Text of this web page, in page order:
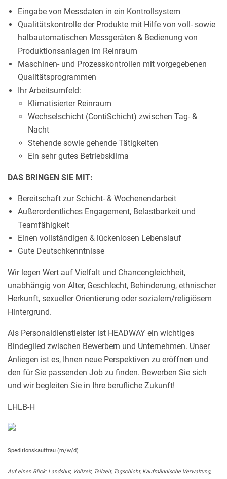
Eingabe von Messdaten in ein Kontrollsystem
Qualitätskontrolle der Produkte mit Hilfe von voll- sowie
halbautomatischen Messgeräten & Bedienung von
Produktionsanlagen im Reinraum
Maschinen- und Prozesskontrollen mit vorgegebenen
Qualitätsprogrammen
Ihr Arbeitsumfeld:
Klimatisierter Reinraum
Wechselschicht (ContiSchicht) zwischen Tag- &
Nacht
Stehende sowie gehende Tätigkeiten
Ein sehr gutes Betriebsklima
DAS BRINGEN SIE MIT:
Bereitschaft zur Schicht- & Wochenendarbeit
Außerordentliches Engagement, Belastbarkeit und
Teamfähigkeit
Einen vollständigen & lückenlosen Lebenslauf
Gute Deutschkenntnisse
Wir legen Wert auf Vielfalt und Chancengleichheit,
unabhängig von Alter, Geschlecht, Behinderung, ethnischer
Herkunft, sexueller Orientierung oder sozialem/religiösem
Hintergrund.
Als Personaldienstleister ist HEADWAY ein wichtiges
Bindeglied zwischen Bewerbern und Unternehmen. Unser
Anliegen ist es, Ihnen neue Perspektiven zu eröffnen und
den für Sie passenden Job zu finden. Bewerben Sie sich
und wir begleiten Sie in Ihre berufliche Zukunft!
LHLB-H
Speditionskauffrau (m/w/d)
Auf einen Blick: Landshut, Vollzeit, Teilzeit, Tagschicht, Kaufmännische Verwaltung,